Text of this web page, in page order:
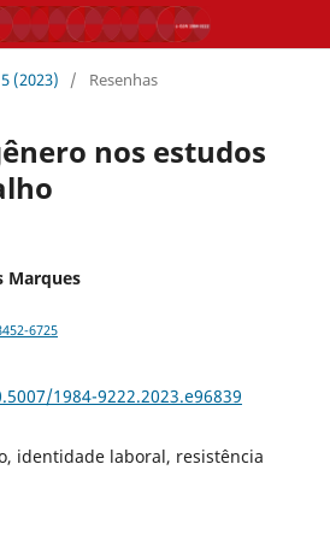
(2023) / Resenhas
nos estudos
Marques
6725
1984-9222.2023.e96839
identidade laboral, resistência